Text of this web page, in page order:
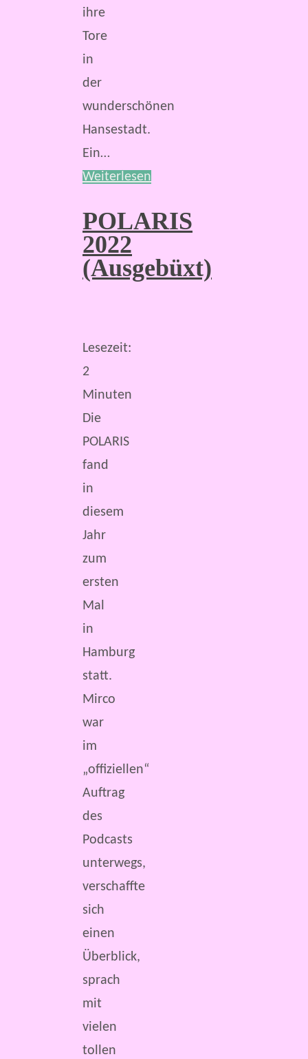
ihre
Tore
in
der
wunderschönen
Hansestadt.
Ein…
Weiterlesen
POLARIS
2022
(Ausgebüxt)
Lesezeit:
2
Minuten
Die
POLARIS
fand
in
diesem
Jahr
zum
ersten
Mal
in
Hamburg
statt.
Mirco
war
im
„offiziellen“
Auftrag
des
Podcasts
unterwegs,
verschaffte
sich
einen
Überblick,
sprach
mit
vielen
tollen